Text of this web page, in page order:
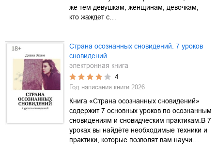
же тем девушкам, женщинам, девочкам, —
кто жаждет с…
Страна осознанных сновидений. 7 уроков
сновидений
электронная книга
4
Год написания книги 2026
Книга «Страна осознанных сновидений»
содержит 7 основных уроков по осознанным
сновидениям и сновидческим практикам.В 7
уроках вы найдёте необходимые техники и
практики, которые позволят вам научи…